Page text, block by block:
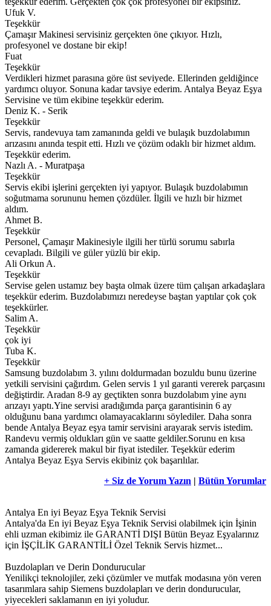
Ufuk V.
Teşekkür
Çamaşır Makinesi servisiniz gerçekten öne çıkıyor. Hızlı,
profesyonel ve dostane bir ekip!
Fuat
Teşekkür
Verdikleri hizmet parasına göre üst seviyede. Ellerinden geldiğince
yardımcı oluyor. Sonuna kadar tavsiye ederim. Antalya Beyaz Eşya
Servisine ve tüm ekibine teşekkür ederim.
Deniz K. - Serik
Teşekkür
Servis, randevuya tam zamanında geldi ve bulaşık buzdolabımın
arızasını anında tespit etti. Hızlı ve çözüm odaklı bir hizmet aldım.
Teşekkür ederim.
Nazlı A. - Muratpaşa
Teşekkür
Servis ekibi işlerini gerçekten iyi yapıyor. Bulaşık buzdolabımın
soğutmama sorununu hemen çözdüler. İlgili ve hızlı bir hizmet
aldım.
Ahmet B.
Teşekkür
Personel, Çamaşır Makinesiyle ilgili her türlü sorumu sabırla
cevapladı. Bilgili ve güler yüzlü bir ekip.
Ali Orkun A.
Teşekkür
Servise gelen ustamız bey başta olmak üzere tüm çalışan arkadaşlara
teşekkür ederim. Buzdolabımızı neredeyse baştan yaptılar çok çok
teşekkürler.
Salim A.
Teşekkür
çok iyi
Tuba K.
Teşekkür
Samsung buzdolabım 3. yılını doldurmadan bozuldu bunu üzerine
yetkili servisini çağırdım. Gelen servis 1 yıl garanti vererek parçasını
değiştirdir. Aradan 8-9 ay geçtikten sonra buzdolabım yine aynı
arızayı yaptı.Yine servisi aradığımda parça garantisinin 6 ay
olduğunu bana yardımcı olamayacaklarını söylediler. Daha sonra
bende Antalya Beyaz eşya tamir servisini arayarak servis istedim.
Randevu vermiş oldukları gün ve saatte geldiler.Sorunu en kısa
zamanda gidererek makul bir fiyat istediler. Teşekkür ederim
Antalya Beyaz Eşya Servis ekibiniz çok başarılılar.
+ Siz de Yorum Yazın | Bütün Yorumlar
Antalya En iyi Beyaz Eşya Teknik Servisi
Antalya'da En iyi Beyaz Eşya Teknik Servisi olabilmek için İşinin
ehli uzman ekibimiz ile GARANTİ DIŞI Bütün Beyaz Eşyalarınız
için İŞÇİLİK GARANTİLİ Özel Teknik Servis hizmet...
Buzdolapları ve Derin Dondurucular
Yenilikçi teknolojiler, zeki çözümler ve mutfak modasına yön veren
tasarımlara sahip Siemens buzdolapları ve derin dondurucular,
yiyecekleri saklamanın en iyi yoludur.